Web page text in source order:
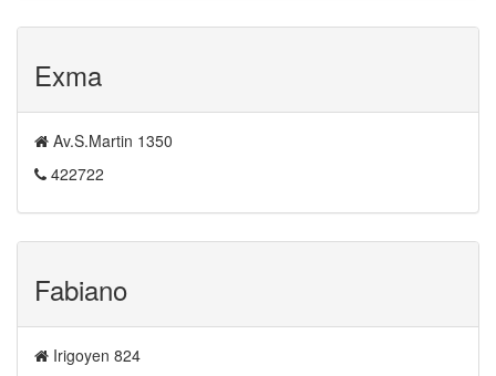
Exma
Av.S.Martin 1350
422722
Fabiano
Irigoyen 824